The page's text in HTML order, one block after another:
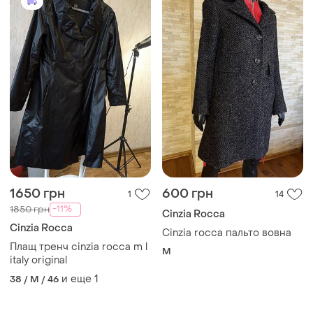
1650 грн 1
1850 грн -11%
Cinzia Rocca
Плащ тренч cinzia rocca m l
italy original
38 / M / 46 и еще 1
600 грн 14
Cinzia Rocca
Cinzia rocca пальто вовна
M